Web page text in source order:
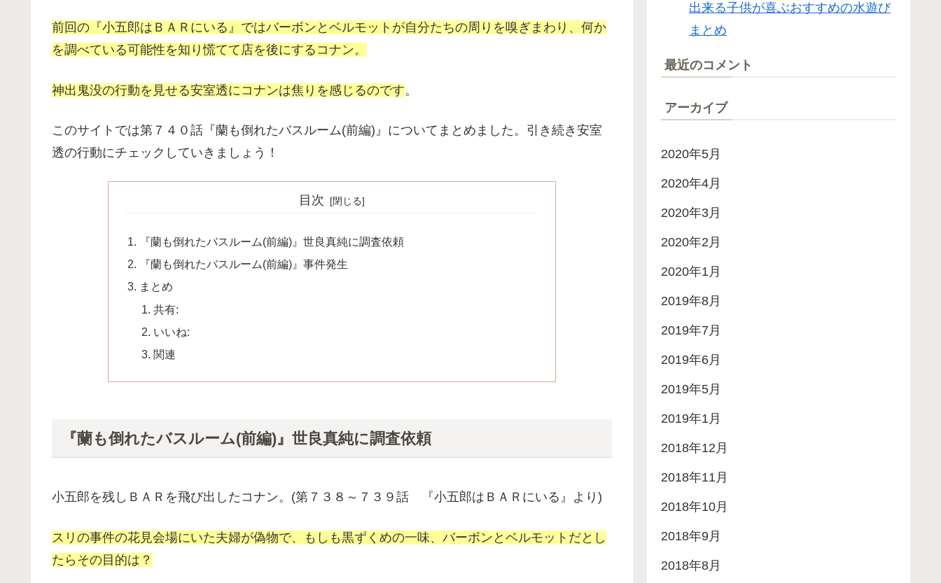
前回の『小五郎はＢＡＲにいる』ではバーボンとベルモットが自分たちの周りを嗅ぎまわり、何か
を調べている可能性を知り慌てて店を後にするコナン。
神出鬼没の行動を見せる安室透にコナンは焦りを感じるのです。
このサイトでは第７４０話『蘭も倒れたバスルーム(前編)』についてまとめました。引き続き安室
透の行動にチェックしていきましょう！
目次
『蘭も倒れたバスルーム(前編)』世良真純に調査依頼
『蘭も倒れたバスルーム(前編)』事件発生
まとめ
共有:
いいね:
関連
『蘭も倒れたバスルーム(前編)』世良真純に調査依頼
小五郎を残しＢＡＲを飛び出したコナン。(第７３８～７３９話 『小五郎はＢＡＲにいる』より)
スリの事件の花見会場にいた夫婦が偽物で、もしも黒ずくめの一味、バーボンとベルモットだとし
たらその目的は？
出来る子供が喜ぶおすすめの水遊び
まとめ
最近のコメント
アーカイブ
2020年5月
2020年4月
2020年3月
2020年2月
2020年1月
2019年8月
2019年7月
2019年6月
2019年5月
2019年1月
2018年12月
2018年11月
2018年10月
2018年9月
2018年8月